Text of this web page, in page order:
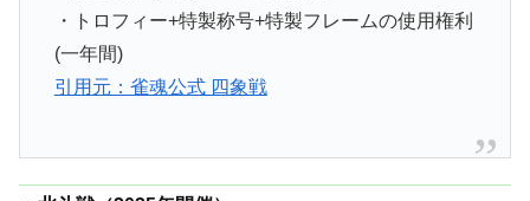
・トロフィー+特製称号+特製フレームの使用権利
(一年間)
引用元：雀魂公式 四象戦